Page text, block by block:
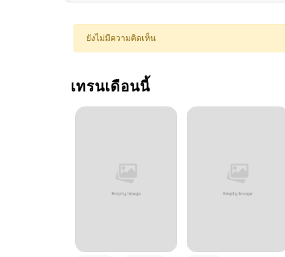
ตอนที่ 107
ตอนที่ 101
ยังไม่มีความคิดเห็น
เทรนเดือนนี้